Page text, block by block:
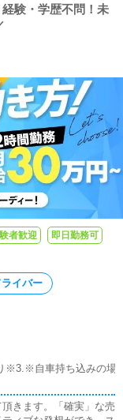
験・学歴不問！未
者歓迎
即日勤務可
イバー
※3.※自車持ち込みの場
きます。「確実」な売